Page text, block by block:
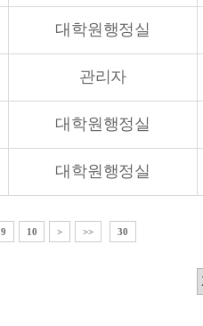
대학원행정실
관리자
대학원행정실
대학원행정실
9 10 > >> 30